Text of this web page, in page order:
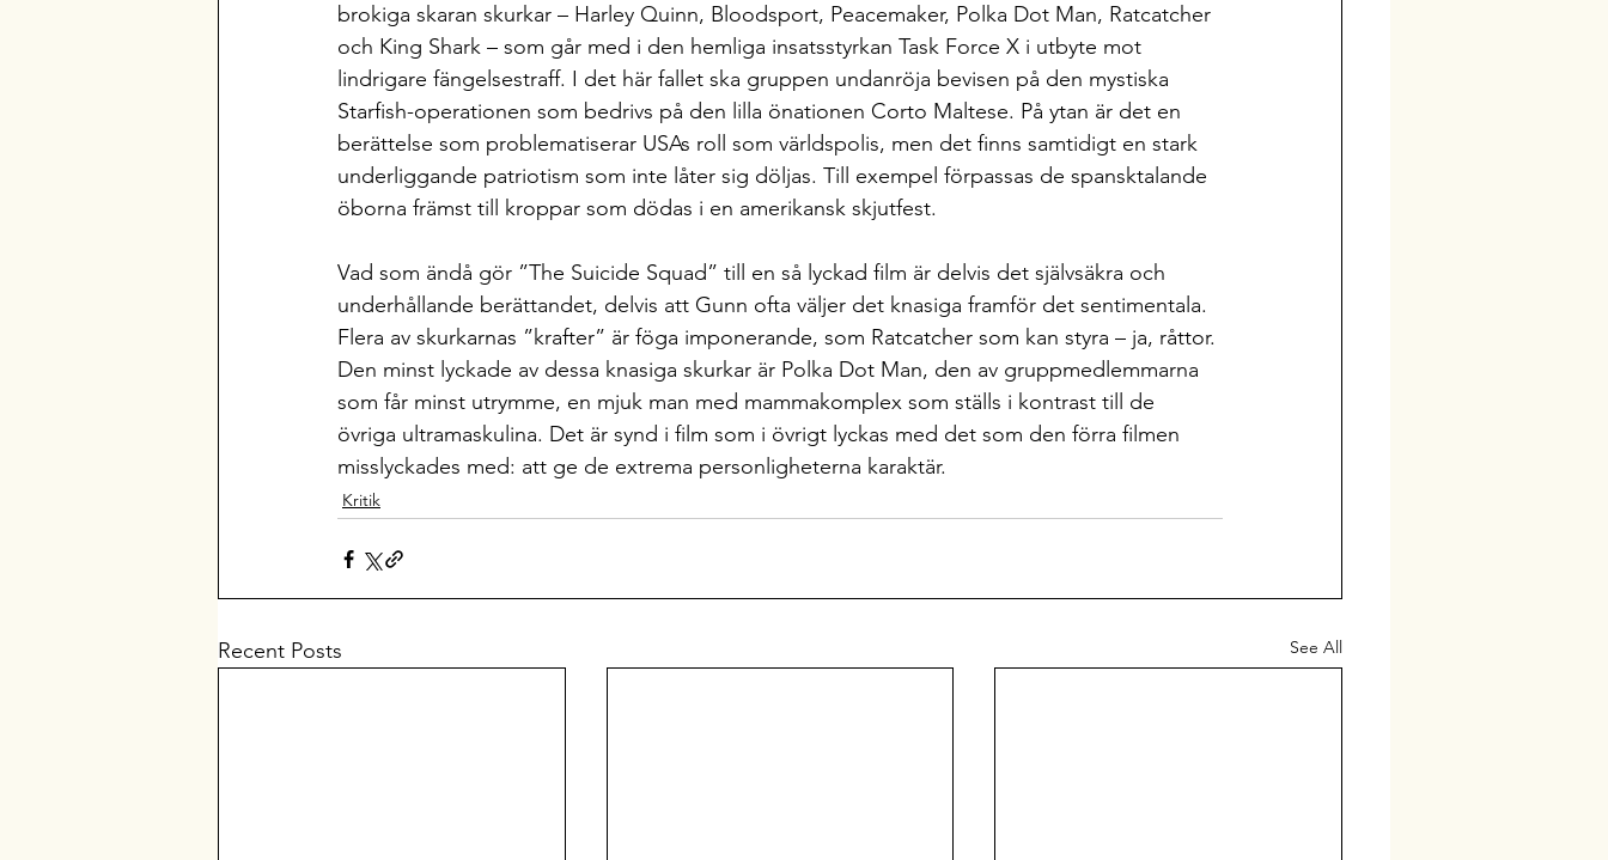
brokiga skaran skurkar – Harley Quinn, Bloodsport, Peacemaker, Polka Dot Man, Ratcatcher
och King Shark – som går med i den hemliga insatsstyrkan Task Force X i utbyte mot
lindrigare fängelsestraff. I det här fallet ska gruppen undanröja bevisen på den mystiska
Starfish-operationen som bedrivs på den lilla önationen Corto Maltese. På ytan är det en
berättelse som problematiserar USAs roll som världspolis, men det finns samtidigt en stark
underliggande patriotism som inte låter sig döljas. Till exempel förpassas de spansktalande
öborna främst till kroppar som dödas i en amerikansk skjutfest.
Vad som ändå gör ”The Suicide Squad” till en så lyckad film är delvis det självsäkra och
underhållande berättandet, delvis att Gunn ofta väljer det knasiga framför det sentimentala.
Flera av skurkarnas ”krafter” är föga imponerande, som Ratcatcher som kan styra – ja, råttor.
Den minst lyckade av dessa knasiga skurkar är Polka Dot Man, den av gruppmedlemmarna
som får minst utrymme, en mjuk man med mammakomplex som ställs i kontrast till de
övriga ultramaskulina. Det är synd i film som i övrigt lyckas med det som den förra filmen
misslyckades med: att ge de extrema personligheterna karaktär.
Kritik
Recent Posts See All